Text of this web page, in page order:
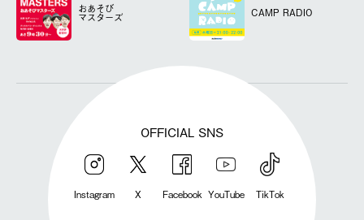
おあそび
マスターズ CAMP RADIO
OFFICIAL SNS
Instagram X Facebook YouTube TikTok